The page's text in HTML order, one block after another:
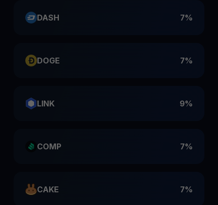
DASH 7%
DOGE 7%
LINK 9%
COMP 7%
CAKE 7%